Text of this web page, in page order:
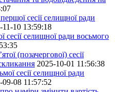
сесії селищної ради
11-10 13:59:18
сесії селищної ради восьмого
(позачергової) сесії
2025-10-01 11:56:38
сесії селищної ради
09-08 11:57:52